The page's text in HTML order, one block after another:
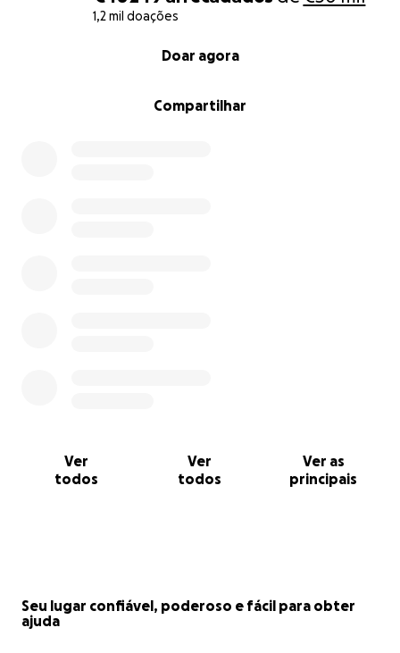
1,2 mil doações
Compartilhar
Doar agora
Ver
todos
Ver
todos
Ver as
principais
sociais, onde partilhamos este caminho com
Seu lugar confiável, poderoso e fácil para obter
ajuda